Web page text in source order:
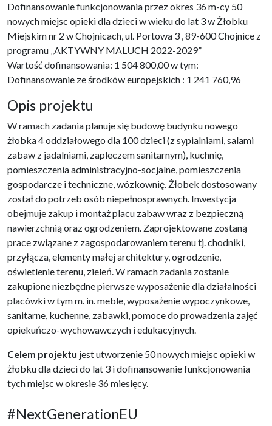
Dofinansowanie funkcjonowania przez okres 36 m-cy 50
nowych miejsc opieki dla dzieci w wieku do lat 3 w Żłobku
Miejskim nr 2 w Chojnicach, ul. Portowa 3 , 89-600 Chojnice z
programu „AKTYWNY MALUCH 2022-2029”
Wartość dofinansowania: 1 504 800,00 w tym:
Dofinansowanie ze środków europejskich : 1 241 760,96
Opis projektu
W ramach zadania planuje się budowę budynku nowego
żłobka 4 oddziałowego dla 100 dzieci (z sypialniami, salami
zabaw z jadalniami, zapleczem sanitarnym), kuchnię,
pomieszczenia administracyjno-socjalne, pomieszczenia
gospodarcze i techniczne, wózkownię. Żłobek dostosowany
został do potrzeb osób niepełnosprawnych. Inwestycja
obejmuje zakup i montaż placu zabaw wraz z bezpieczną
nawierzchnią oraz ogrodzeniem. Zaprojektowane zostaną
prace związane z zagospodarowaniem terenu tj. chodniki,
przyłącza, elementy małej architektury, ogrodzenie,
oświetlenie terenu, zieleń. W ramach zadania zostanie
zakupione niezbędne pierwsze wyposażenie dla działalności
placówki w tym m. in. meble, wyposażenie wypoczynkowe,
sanitarne, kuchenne, zabawki, pomoce do prowadzenia zajęć
opiekuńczo-wychowawczych i edukacyjnych.
Celem projektu jest utworzenie 50 nowych miejsc opieki w
żłobku dla dzieci do lat 3 i dofinansowanie funkcjonowania
tych miejsc w okresie 36 miesięcy.
#NextGenerationEU